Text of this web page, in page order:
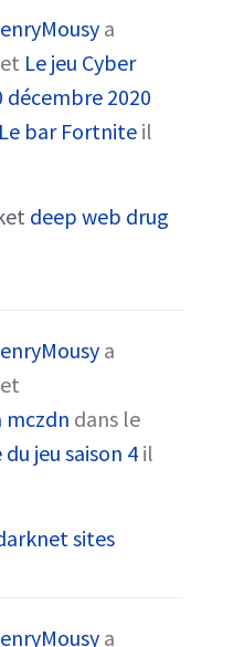
a
Le jeu Cyber
2020
Le bar Fortnite il
deep web drug
a
mczdn dans le
jeu saison 4il
sites
a